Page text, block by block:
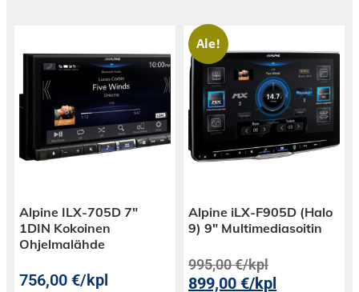
Alpine ILX-705D 7″
1DIN Kokoinen
Ohjelmalähde
756,00€/kpl
Ale!
Alpine iLX-F905D (Halo
9) 9″ Multimediasoitin
995,00€/kpl
899,00€/kpl